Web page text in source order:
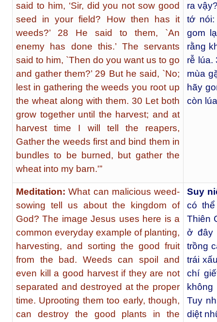
said to him, ‘Sir, did you not sow good
seed in your field? How then has it
weeds?’ 28 He said to them, `An
enemy has done this.’ The servants
said to him, `Then do you want us to go
and gather them?’ 29 But he said, `No;
lest in gathering the weeds you root up
the wheat along with them. 30 Let both
grow together until the harvest; and at
harvest time I will tell the reapers,
Gather the weeds first and bind them in
bundles to be burned, but gather the
wheat into my barn.'”
ra
tớ
gom
rằng
rễ lúa.
mùa
hãy
còn
Meditation: What can malicious weed-
sowing tell us about the kingdom of
God? The image Jesus uses here is a
common everyday example of planting,
harvesting, and sorting the good fruit
from the bad. Weeds can spoil and
even kill a good harvest if they are not
separated and destroyed at the proper
time. Uprooting them too early, though,
can destroy the good plants in the
Suy
có
Thiên
ở đây
trồng
trái
chí
Tuy
diệt